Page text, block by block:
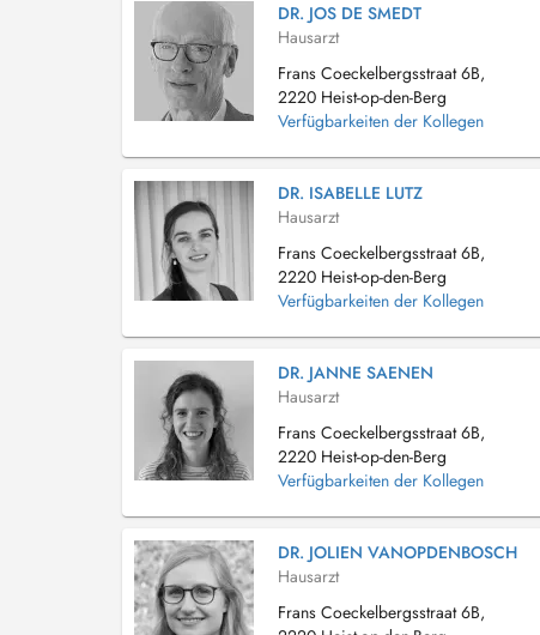
DR. JOS DE SMEDT
Hausarzt
Frans Coeckelbergsstraat 6B,
2220 Heist-op-den-Berg
Verfügbarkeiten der Kollegen
DR. ISABELLE LUTZ
Hausarzt
Frans Coeckelbergsstraat 6B,
2220 Heist-op-den-Berg
Verfügbarkeiten der Kollegen
DR. JANNE SAENEN
Hausarzt
Frans Coeckelbergsstraat 6B,
2220 Heist-op-den-Berg
Verfügbarkeiten der Kollegen
DR. JOLIEN VANOPDENBOSCH
Hausarzt
Frans Coeckelbergsstraat 6B,